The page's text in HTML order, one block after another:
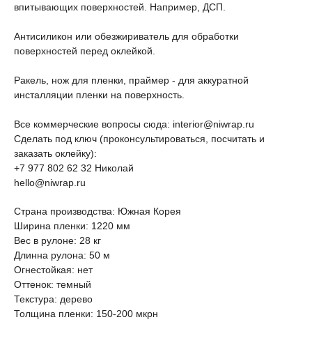
впитывающих поверхностей. Например, ДСП.
Антисиликон или обезжириватель для обработки
поверхностей перед оклейкой.
Ракель, нож для пленки, праймер - для аккуратной
инсталляции пленки на поверхность.
Все коммерческие вопросы сюда: interior@niwrap.ru
Сделать под ключ (проконсультироваться, посчитать и
заказать оклейку):
+7 977 802 62 32 Николай
hello@niwrap.ru
Страна производства: Южная Корея
Ширина пленки: 1220 мм
Вес в рулоне: 28 кг
Длинна рулона: 50 м
Огнестойкая: нет
Оттенок: темный
Текстура: дерево
Толщина пленки: 150-200 мкрн